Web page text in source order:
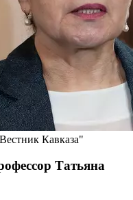
Кавказа"
Татьяна